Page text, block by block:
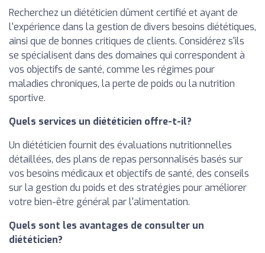
Recherchez un diététicien dûment certifié et ayant de
l'expérience dans la gestion de divers besoins diététiques,
ainsi que de bonnes critiques de clients. Considérez s'ils
se spécialisent dans des domaines qui correspondent à
vos objectifs de santé, comme les régimes pour
maladies chroniques, la perte de poids ou la nutrition
sportive.
Quels services un diététicien offre-t-il?
Un diététicien fournit des évaluations nutritionnelles
détaillées, des plans de repas personnalisés basés sur
vos besoins médicaux et objectifs de santé, des conseils
sur la gestion du poids et des stratégies pour améliorer
votre bien-être général par l'alimentation.
Quels sont les avantages de consulter un
diététicien?